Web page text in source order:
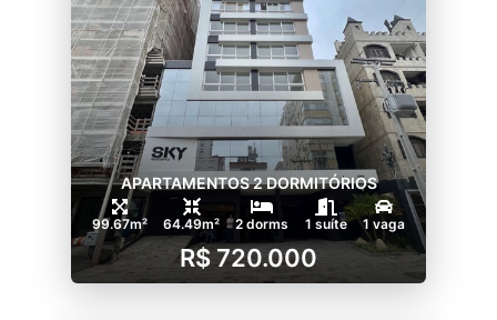
APARTAMENTOS 2 DORMITÓRIOS
99.67m² 64.49m² 2 dorms 1 suíte 1 vaga
R$ 720.000